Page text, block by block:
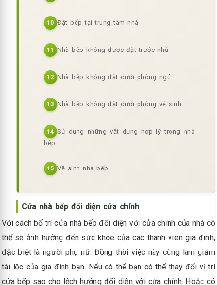
10 Đặt bếp tại trung tâm nhà
11 Nhà bếp không được đặt trước nhà
12 Nhà bếp không đặt dưới phòng ngủ
13 Nhà bếp không đặt dưới phòng vệ sinh
14 Sử dụng những vật dụng hợp lý trong nhà
bếp
15 Vệ sinh nhà bếp
Cửa nhà bếp đối diện cửa chính
Với cách bố trí cửa nhà bếp đối diện với cửa chính của nhà có
thể sẽ ảnh hưởng đến sức khỏe của các thành viên gia đình,
đặc biệt là người phụ nữ. Đồng thời việc này cũng làm giảm
tài lộc của gia đình bạn. Nếu có thể bạn có thể thay đổi vị trí
cửa bếp sao cho lệch hướng đối diện với cửa chính. Hoặc có